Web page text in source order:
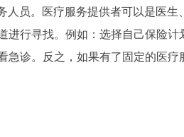
人员。医疗服务提供者可以是医
进行寻找。例如：选择自己保险
急诊。反之，如果有了固定的医